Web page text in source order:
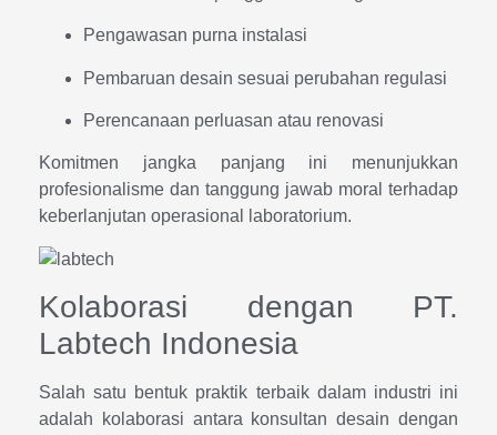
Pengawasan purna instalasi
Pembaruan desain sesuai perubahan regulasi
Perencanaan perluasan atau renovasi
Komitmen jangka panjang ini menunjukkan
profesionalisme dan tanggung jawab moral terhadap
keberlanjutan operasional laboratorium.
Kolaborasi dengan PT.
Labtech Indonesia
Salah satu bentuk praktik terbaik dalam industri ini
adalah kolaborasi antara konsultan desain dengan